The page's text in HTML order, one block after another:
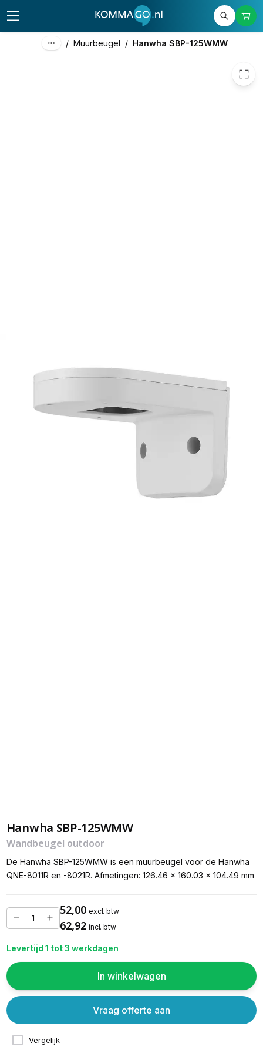
/ Muurbeugel / Hanwha SBP-125WMW
Hanwha SBP-125WMW
Wandbeugel outdoor
De Hanwha SBP-125WMW is een muurbeugel voor de Hanwha
QNE-8011R en -8021R. Afmetingen: 126.46 x 160.03 x 104.49 mm
52,00 excl. btw
62,92 incl. btw
Levertijd 1 tot 3 werkdagen
In winkelwagen
Vergelijk
Vraag offerte aan
excl. btw